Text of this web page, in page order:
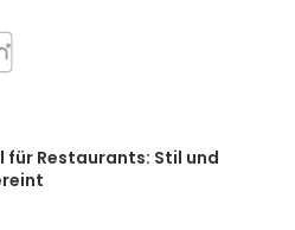
für Restaurants: Stil und